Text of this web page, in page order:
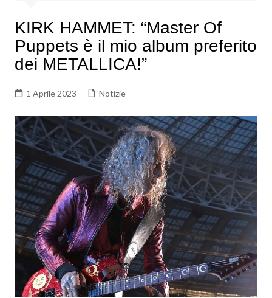
KIRK HAMMET: “Master Of
Puppets è il mio album preferito
dei METALLICA!”
1 Aprile 2023 Notizie